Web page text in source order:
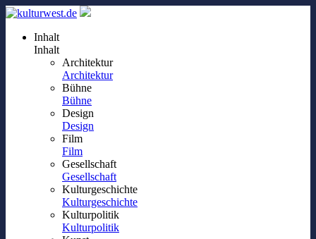
Inhalt
Inhalt
Architektur
Architektur
Bühne
Bühne
Design
Design
Film
Film
Gesellschaft
Gesellschaft
Kulturgeschichte
Kulturgeschichte
Kulturpolitik
Kulturpolitik